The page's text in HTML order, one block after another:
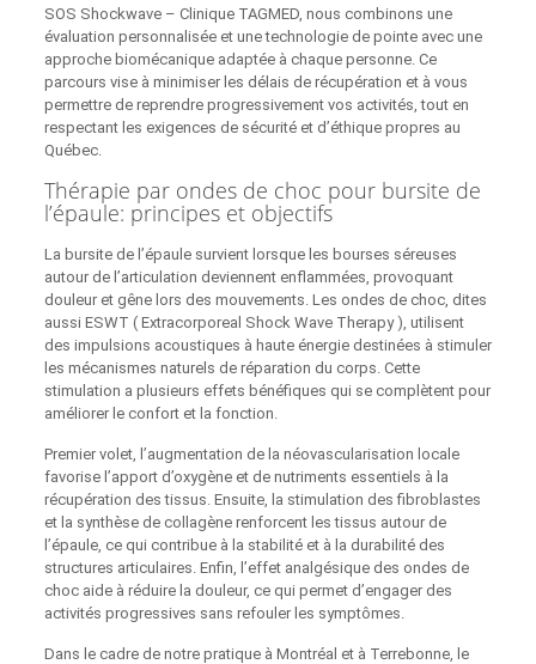
SOS Shockwave – Clinique TAGMED, nous combinons une
évaluation personnalisée et une technologie de pointe avec une
approche biomécanique adaptée à chaque personne. Ce
parcours vise à minimiser les délais de récupération et à vous
permettre de reprendre progressivement vos activités, tout en
respectant les exigences de sécurité et d’éthique propres au
Québec.
Thérapie par ondes de choc pour bursite de
l’épaule: principes et objectifs
La bursite de l’épaule survient lorsque les bourses séreuses
autour de l’articulation deviennent enflammées, provoquant
douleur et gêne lors des mouvements. Les ondes de choc, dites
aussi ESWT ( Extracorporeal Shock Wave Therapy ), utilisent
des impulsions acoustiques à haute énergie destinées à stimuler
les mécanismes naturels de réparation du corps. Cette
stimulation a plusieurs effets bénéfiques qui se complètent pour
améliorer le confort et la fonction.
Premier volet, l’augmentation de la néovascularisation locale
favorise l’apport d’oxygène et de nutriments essentiels à la
récupération des tissus. Ensuite, la stimulation des fibroblastes
et la synthèse de collagène renforcent les tissus autour de
l’épaule, ce qui contribue à la stabilité et à la durabilité des
structures articulaires. Enfin, l’effet analgésique des ondes de
choc aide à réduire la douleur, ce qui permet d’engager des
activités progressives sans refouler les symptômes.
Dans le cadre de notre pratique à Montréal et à Terrebonne, le